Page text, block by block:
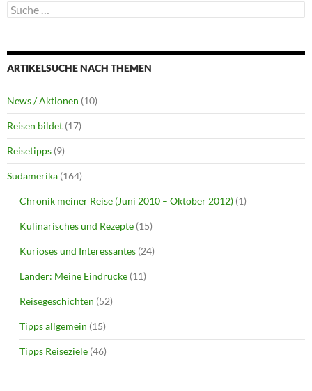
Suche
nach:
ARTIKELSUCHE NACH THEMEN
News / Aktionen (10)
Reisen bildet (17)
Reisetipps (9)
Südamerika (164)
Chronik meiner Reise (Juni 2010 – Oktober 2012) (1)
Kulinarisches und Rezepte (15)
Kurioses und Interessantes (24)
Länder: Meine Eindrücke (11)
Reisegeschichten (52)
Tipps allgemein (15)
Tipps Reiseziele (46)